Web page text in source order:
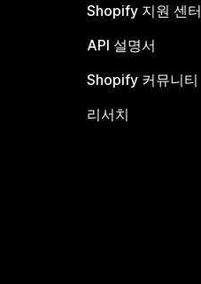
Shopify 지원 센터
API 설명서
Shopify 커뮤니티
리서치